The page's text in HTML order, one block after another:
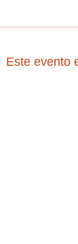
Este evento